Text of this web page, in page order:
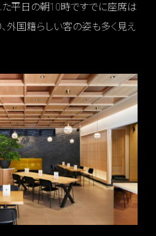
た平日の朝10時ですでに座席は
外国籍らしい客の姿も多く見え